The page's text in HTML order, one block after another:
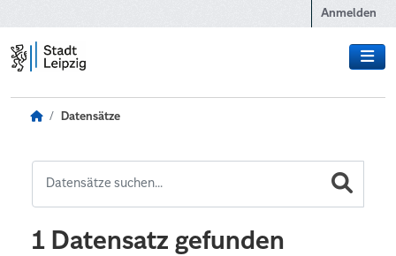
Anmelden
Datensätze
1 Datensatz gefunden